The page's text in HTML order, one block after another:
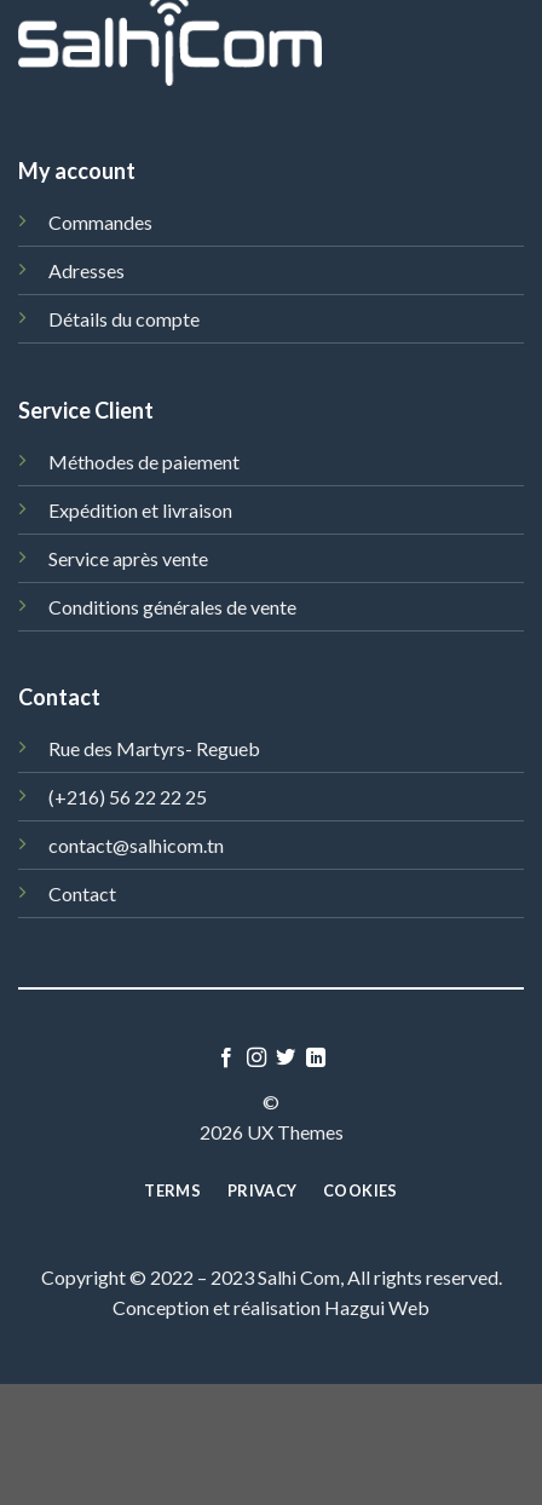
My account
Commandes
Adresses
Détails du compte
Service Client
Méthodes de paiement
Expédition et livraison
Service après vente
Conditions générales de vente
Contact
Rue des Martyrs- Regueb
(+216) 56 22 22 25
contact@salhicom.tn
Contact
©
2026 UX Themes
TERMS PRIVACY COOKIES
Copyright © 2022 – 2023 Salhi Com, All rights reserved.
Conception et réalisation Hazgui Web